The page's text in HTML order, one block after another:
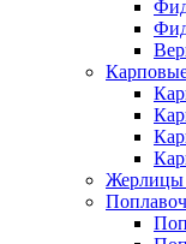
Жерлицы